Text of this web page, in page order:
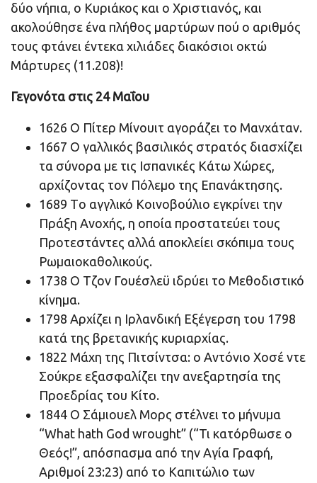
δύο νήπια, ο Κυριάκος και ο Χριστιανός, και
ακολούθησε ένα πλήθος μαρτύρων πού ο αριθμός
τους φτάνει έντεκα χιλιάδες διακόσιοι οκτώ
Μάρτυρες (11.208)!
Γεγονότα στις 24 Μαΐου
1626 O Πίτερ Μίνουιτ αγοράζει το Μανχάταν.
1667 Ο γαλλικός βασιλικός στρατός διασχίζει
τα σύνορα με τις Ισπανικές Κάτω Χώρες,
αρχίζοντας τον Πόλεμο της Επανάκτησης.
1689 Tο αγγλικό Κοινοβούλιο εγκρίνει την
Πράξη Ανοχής, η οποία προστατεύει τους
Προτεστάντες αλλά αποκλείει σκόπιμα τους
Ρωμαιοκαθολικούς.
1738 Ο Τζον Γουέσλεϋ ιδρύει το Μεθοδιστικό
κίνημα.
1798 Αρχίζει η Ιρλανδική Εξέγερση του 1798
κατά της βρετανικής κυριαρχίας.
1822 Μάχη της Πιτσίντσα: ο Αντόνιο Χοσέ ντε
Σούκρε εξασφαλίζει την ανεξαρτησία της
Προεδρίας του Κίτο.
1844 O Σάμιουελ Μορς στέλνει το μήνυμα
“What hath God wrought” (“Τι κατόρθωσε ο
Θεός!”, απόσπασμα από την Αγία Γραφή,
Αριθμοί 23:23) από το Καπιτώλιο των